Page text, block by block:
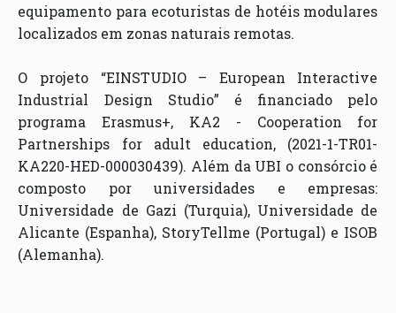
equipamento para ecoturistas de hotéis modulares
localizados em zonas naturais remotas.
O projeto “EINSTUDIO – European Interactive
Industrial Design Studio” é financiado pelo
programa Erasmus+, KA2 - Cooperation for
Partnerships for adult education, (2021-1-TR01-
KA220-HED-000030439). Além da UBI o consórcio é
composto por universidades e empresas:
Universidade de Gazi (Turquia), Universidade de
Alicante (Espanha), StoryTellme (Portugal) e ISOB
(Alemanha).